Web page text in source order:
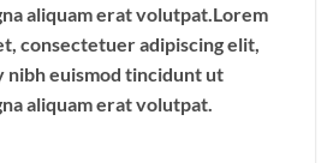
aliquam erat volutpat.Lorem
consectetuer adipiscing elit,
nibh euismod tincidunt ut
aliquam erat volutpat.